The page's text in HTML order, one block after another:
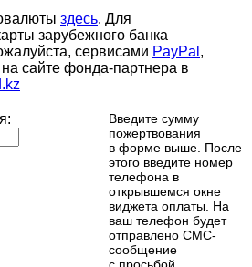
здесь. Для
зарубежного банка
сервисами PayPal ,
сайте фонда-партнера в
Введите сумму
пожертвования
в форме выше. После
этого введите номер
телефона в
открывшемся окне
виджета оплаты. На
ваш телефон будет
отправлено СМС-
сообщение